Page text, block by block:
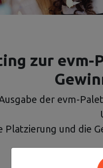
zur
der evm-
Platzierung und die